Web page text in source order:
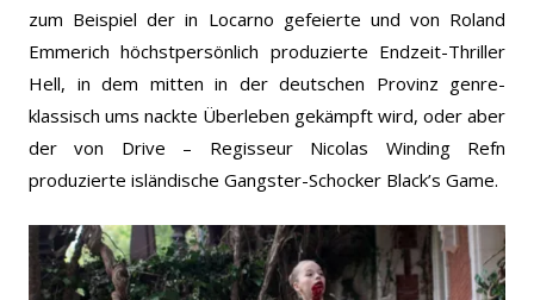
zum Beispiel der in Locarno gefeierte und von Roland
Emmerich höchstpersönlich produzierte Endzeit-Thriller
Hell, in dem mitten in der deutschen Provinz genre-
klassisch ums nackte Überleben gekämpft wird, oder aber
der von Drive – Regisseur Nicolas Winding Refn
produzierte isländische Gangster-Schocker Black’s Game.